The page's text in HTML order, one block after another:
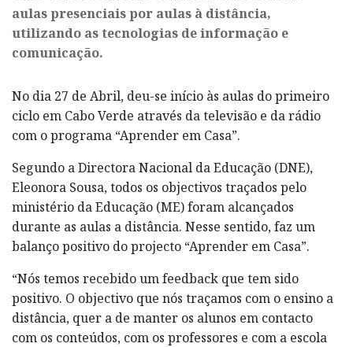
aulas presenciais por aulas à distância,
utilizando as tecnologias de informação e
comunicação.
No dia 27 de Abril, deu-se início às aulas do primeiro
ciclo em Cabo Verde através da televisão e da rádio
com o programa “Aprender em Casa”.
Segundo a Directora Nacional da Educação (DNE),
Eleonora Sousa, todos os objectivos traçados pelo
ministério da Educação (ME) foram alcançados
durante as aulas a distância. Nesse sentido, faz um
balanço positivo do projecto “Aprender em Casa”.
“Nós temos recebido um feedback que tem sido
positivo. O objectivo que nós traçamos com o ensino a
distância, quer a de manter os alunos em contacto
com os conteúdos, com os professores e com a escola